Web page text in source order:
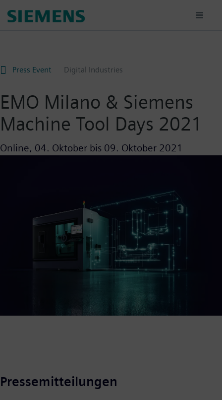
para
Press Event
Digital Industries
EMO Milano & Siemens
Machine Tool Days 2021
Online, 04. Oktober bis 09. Oktober 2021
Pressemitteilungen